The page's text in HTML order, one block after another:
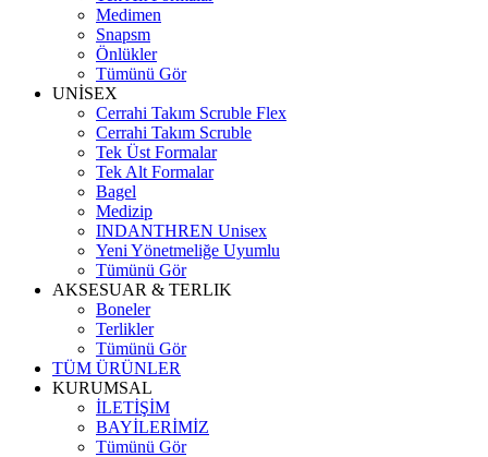
Medimen
Snapsm
Önlükler
Tümünü Gör
UNİSEX
Cerrahi Takım Scruble Flex
Cerrahi Takım Scruble
Tek Üst Formalar
Tek Alt Formalar
Bagel
Medizip
INDANTHREN Unisex
Yeni Yönetmeliğe Uyumlu
Tümünü Gör
AKSESUAR & TERLIK
Boneler
Terlikler
Tümünü Gör
TÜM ÜRÜNLER
KURUMSAL
İLETİŞİM
BAYİLERİMİZ
Tümünü Gör